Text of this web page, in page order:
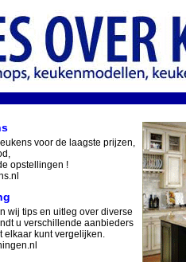
voor de laagste prijzen,
opstellingen !
wij tips en uitleg over diverse
u verschillende aanbieders
elkaar kunt vergelijken.